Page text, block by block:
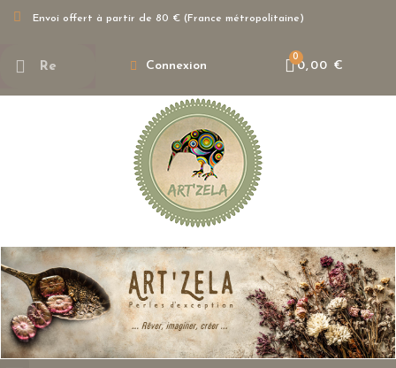
Envoi offert à partir de 80 € (France métropolitaine)
Connexion 0,00 €